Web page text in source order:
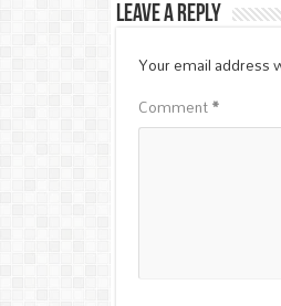
Leave a Reply
Your email address
Comment*